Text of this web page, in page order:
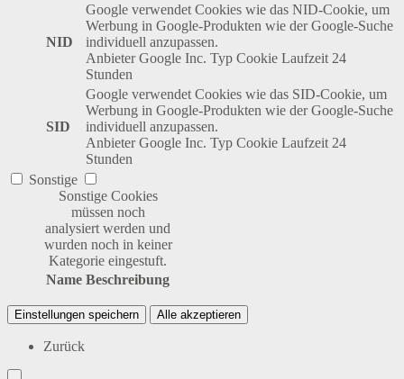
NID
Google verwendet Cookies wie das NID-Cookie, um
Werbung in Google-Produkten wie der Google-Suche
individuell anzupassen.
Anbieter Google Inc. Typ Cookie Laufzeit 24
Stunden
SID
Google verwendet Cookies wie das SID-Cookie, um
Werbung in Google-Produkten wie der Google-Suche
individuell anzupassen.
Anbieter Google Inc. Typ Cookie Laufzeit 24
Stunden
Sonstige
Sonstige Cookies
müssen noch
analysiert werden und
wurden noch in keiner
Kategorie eingestuft.
Name Beschreibung
Einstellungen speichern Alle akzeptieren
Zurück